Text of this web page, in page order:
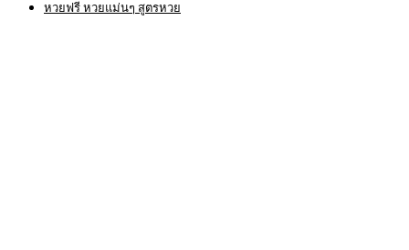
หวยฟรี หวยแม่นๆ สูตรหวย